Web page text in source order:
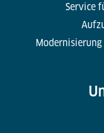
Service